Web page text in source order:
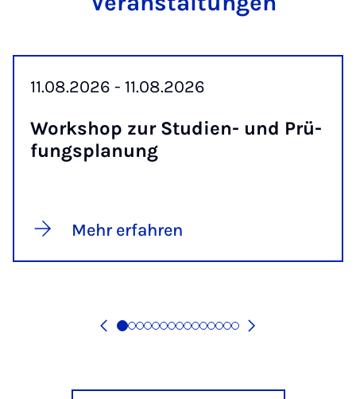
11.08.2026 - 11.08.2026
Work­shop zur Stu­di­en- und Prü­
fungs­pla­nung
Mehr erfahren